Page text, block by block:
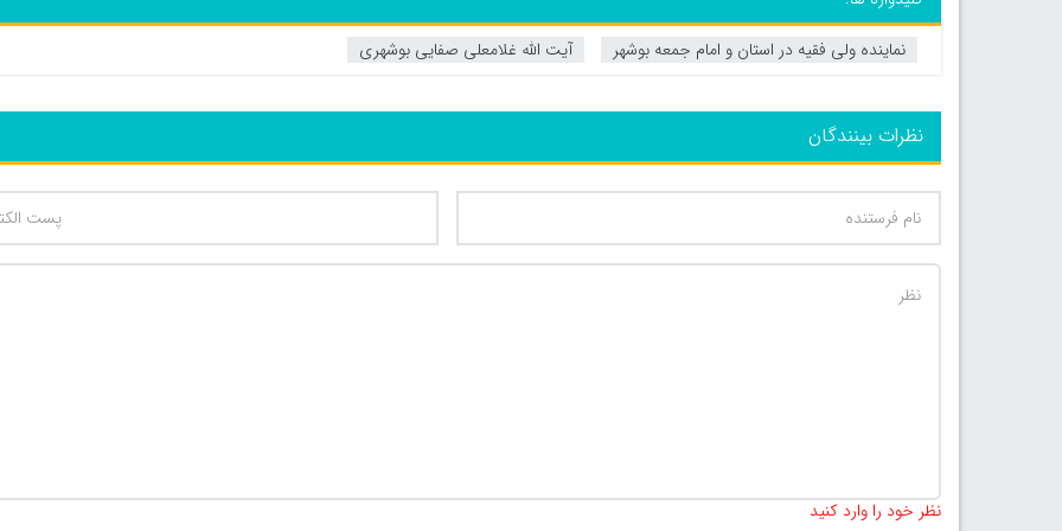
نماینده ولی فقیه در استان و امام جمعه بوشهر
آیت الله غلامعلی صفایی بوشهری
نظرات بینندگان
نظر خود را وارد کنید